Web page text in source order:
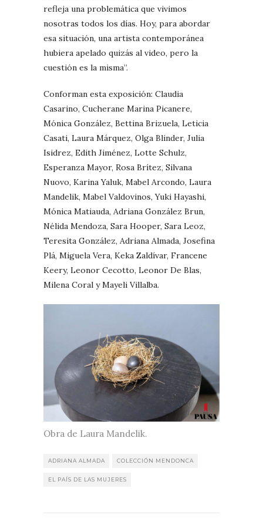
refleja una problemática que vivimos
nosotras todos los días. Hoy, para abordar
esa situación, una artista contemporánea
hubiera apelado quizás al video, pero la
cuestión es la misma”.
Conforman esta exposición: Claudia
Casarino, Cucherane Marina Picanere,
Mónica González, Bettina Brizuela, Leticia
Casati, Laura Márquez, Olga Blinder, Julia
Isidrez, Edith Jiménez, Lotte Schulz,
Esperanza Mayor, Rosa Brítez, Silvana
Nuovo, Karina Yaluk, Mabel Arcondo, Laura
Mandelik, Mabel Valdovinos, Yuki Hayashi,
Mónica Matiauda, Adriana González Brun,
Nélida Mendoza, Sara Hooper, Sara Leoz,
Teresita González, Adriana Almada, Josefina
Plá, Miguela Vera, Keka Zaldívar, Francene
Keery, Leonor Cecotto, Leonor De Blas,
Milena Coral y Mayeli Villalba.
Obra de Laura Mandelik.
ADRIANA ALMADA COLECCIÓN MENDONCA
EL PAÍS DE LAS MUJERES